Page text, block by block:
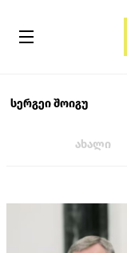
სერგეი შოიგუ
ახალი